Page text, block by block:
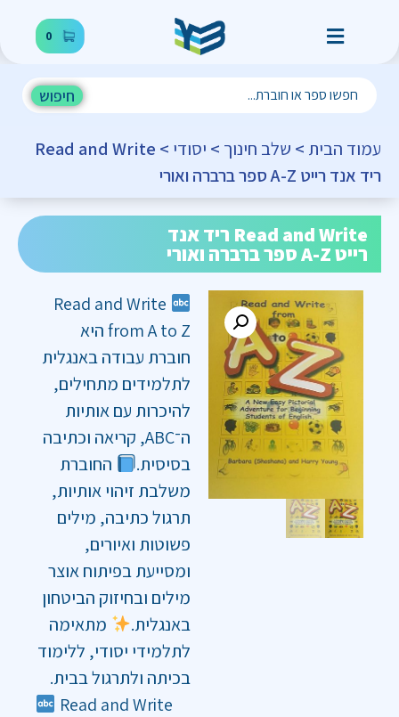
0
חיפוש
עמוד הבית > שלב חינוך > יסודי
> Read and Write
ריד אנד רייט A-Z ספר ברברה ואורי
Read and Write ריד אנד
רייט A-Z ספר ברברה ואורי
Read and Write
from A to Z היא
חוברת עבודה באנגלית
לתלמידים מתחילים,
להיכרות עם אותיות
ה־ABC, קריאה וכתיבה
בסיסית.
החוברת
משלבת זיהוי אותיות,
תרגול כתיבה, מילים
פשוטות ואיורים,
ומסייעת בפיתוח אוצר
מילים ובחיזוק הביטחון
באנגלית.
מתאימה
לתלמידי יסודי, ללימוד
בכיתה ולתרגול בבית.
Read and Write